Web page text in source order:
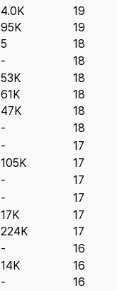
4.0K
19
95K
19
5
18
-
18
53K
18
61K
18
47K
18
-
18
-
17
105K
17
-
17
-
17
17K
17
224K
17
-
16
14K
16
-
16